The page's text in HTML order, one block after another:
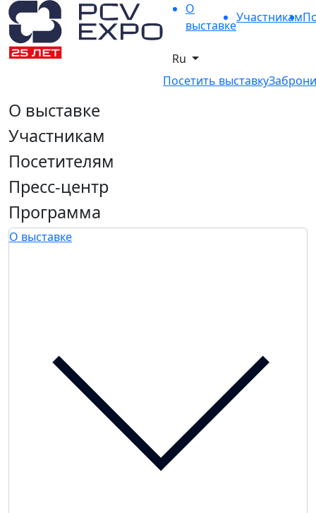
О
выставке
Участникам
Ru
Посетить выставку
О выставке
Участникам
Посетителям
Пресс-центр
Программа
О выставке